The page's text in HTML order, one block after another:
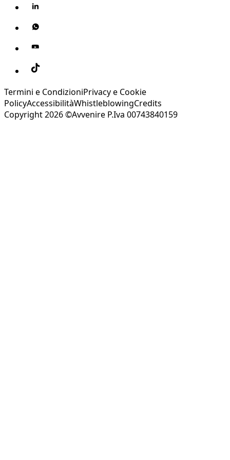
Termini e CondizioniPrivacy e Cookie
PolicyAccessibilitàWhistleblowingCredits
Copyright 2026 ©Avvenire P.Iva 00743840159